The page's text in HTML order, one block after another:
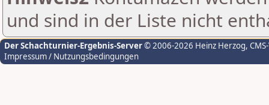
und sind in der Liste nicht
Der Schachturnier-Ergebnis-Server© 2006-2026 Heinz Herzog,
Impressum / Nutzungsbedingungen